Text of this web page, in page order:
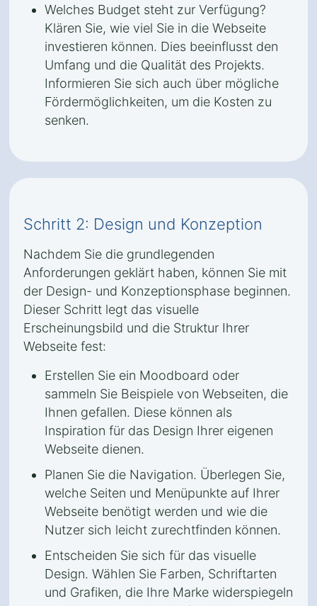
Welches Budget steht zur Verfügung?
Klären Sie, wie viel Sie in die Webseite
investieren können. Dies beeinflusst den
Umfang und die Qualität des Projekts.
Informieren Sie sich auch über mögliche
Fördermöglichkeiten, um die Kosten zu
senken.
Schritt 2: Design und Konzeption
Nachdem Sie die grundlegenden
Anforderungen geklärt haben, können Sie mit
der Design- und Konzeptionsphase beginnen.
Dieser Schritt legt das visuelle
Erscheinungsbild und die Struktur Ihrer
Webseite fest:
Erstellen Sie ein Moodboard oder
sammeln Sie Beispiele von Webseiten, die
Ihnen gefallen. Diese können als
Inspiration für das Design Ihrer eigenen
Webseite dienen.
Planen Sie die Navigation. Überlegen Sie,
welche Seiten und Menüpunkte auf Ihrer
Webseite benötigt werden und wie die
Nutzer sich leicht zurechtfinden können.
Entscheiden Sie sich für das visuelle
Design. Wählen Sie Farben, Schriftarten
und Grafiken, die Ihre Marke widerspiegeln